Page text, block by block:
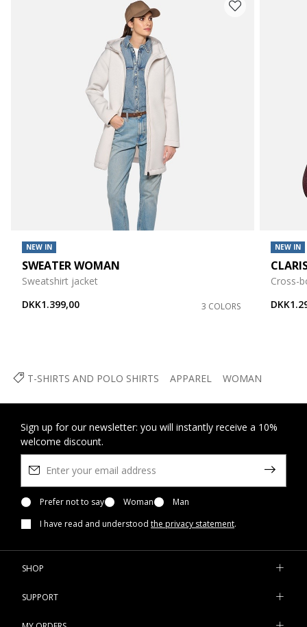
T-SHIRTS AND POLO SHIRTS APPAREL WOMAN
NEW IN
SWEATER WOMAN
Sweatshirt jacket
DKK1.399,00
3 COLORS
NEW IN
Cross-
Sign up for our newsletter: you will instantly receive a 10%
welcome discount.
Prefer not to say Woman
Man
I have read and understood the privacy statement.
SHOP
SUPPORT